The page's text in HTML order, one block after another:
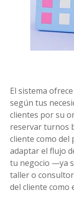
El sistema
según tus
clientes por su
reservar turnos
cliente como del
adaptar el flujo
tu negocio —ya
taller o
del cliente como